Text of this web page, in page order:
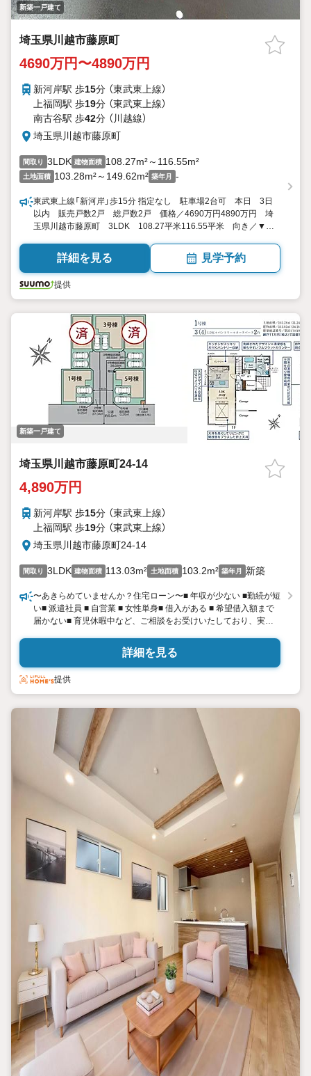
新築一戸建て
埼玉県川越市藤原町
4690万円〜4890万円
新河岸駅 歩15分 （東武東上線）
上福岡駅 歩19分 （東武東上線）
南古谷駅 歩42分 （川越線）
埼玉県川越市藤原町
間取り 3LDK 建物面積 108.27m²～116.55m²
土地面積 103.28m²～149.62m² 築年月 -
東武東上線「新河岸」歩15分 指定なし 駐車場2台可 本日 3日
以内 販売戸数2戸 総戸数2戸 価格／4690万円4890万円 埼
玉県川越市藤原町 3LDK 108.27平米116.55平米 向き／▼未
詳細を見る 見学予約
提供
新築一戸建て
埼玉県川越市藤原町24-14
4,890万円
新河岸駅 歩15分 （東武東上線）
上福岡駅 歩19分 （東武東上線）
埼玉県川越市藤原町24-14
間取り 3LDK 建物面積 113.03m² 土地面積 103.2m² 築年月 新築
〜あきらめていませんか？住宅ローン〜■ 年収が少ない ■勤続が短
い■ 派遣社員 ■ 自営業 ■ 女性単身■ 借入がある ■ 希望借入額まで
届かない■ 育児休暇中など、ご相談をお受けいたしており、実際
は、コツがあります。ご不安なことは、ご相談ください！---出張
詳細を見る
提供